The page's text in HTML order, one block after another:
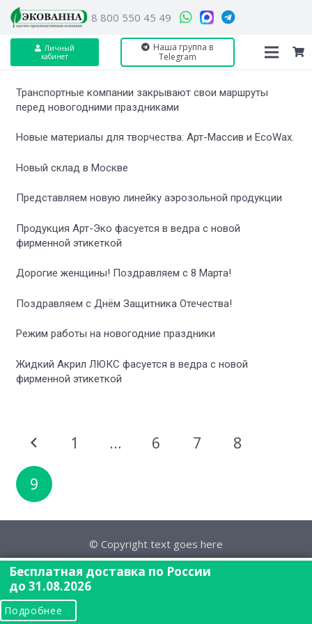
8 800 550 45 49
Личный
кабинет
Наша группа в
Telegram
Транспортные компании закрывают свои маршруты
перед новогодними праздниками
Новые материалы для творчества: Арт-Массив и EcoWax.
Новый склад в Москве
Представляем новую линейку аэрозольной продукции
Продукция Арт-Эко фасуется в ведра с новой
фирменной этикеткой
Дорогие женщины! Поздравляем с 8 Марта!
Поздравляем с Днём Защитника Отечества!
Режим работы на новогодние праздники
Жидкий Акрил ЛЮКС фасуется в ведра с новой
фирменной этикеткой
1 … 6 7 8
9
© Copyright text goes here
Бесплатная доставка по России
до 31.08.2026
Подробнее